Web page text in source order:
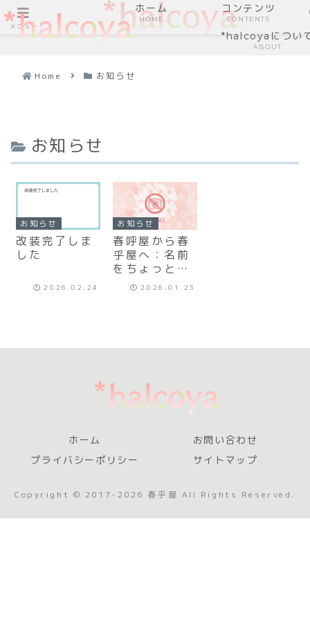
ホーム
HOME
コンテンツ
CONTENTS
*halcoyaについ
ABOUT
Home お知らせ
お知らせ
お知らせ
改装完了しま
した
2026.02.24
お知らせ
春呼屋から春
乎屋へ：名前
をちょっと変
えました2026.01.25
ホーム
お問い合わせ
プライバシーポリシー
サイトマップ
Copyright © 2017-2026 春乎屋 All Rights Reserved.
メニュー